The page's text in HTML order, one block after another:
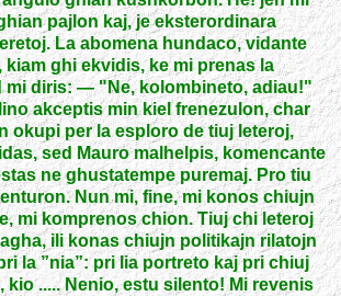
pajlon kaj, je eksterordinara
La abomena hundaco, vidante
ghi ekvidis, ke mi prenas la
mi diris: — "Ne, kolombineto, adiau!"
akceptis min kiel frenezulon, char
okupi per la esploro de tiuj leteroj,
sed Mauro malhelpis, komencante
ne ghustatempe puremaj. Pro tiu
Nun mi, fine, mi konos chiujn
mi komprenos chion. Tiuj chi leteroj
ili konas chiujn politikajn rilatojn
la ”nia”: pri lia portreto kaj pri chiuj
..... Nenio, estu silento! Mi revenis